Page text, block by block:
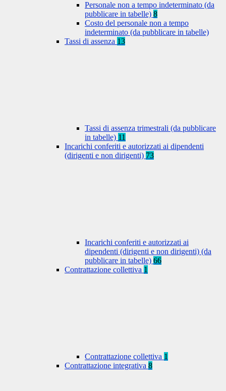
Personale non a tempo indeterminato (da
pubblicare in tabelle) 8
Costo del personale non a tempo
indeterminato (da pubblicare in tabelle)
Tassi di assenza 13
Tassi di assenza trimestrali (da pubblicare
in tabelle) 11
Incarichi conferiti e autorizzati ai dipendenti
(dirigenti e non dirigenti) 73
Incarichi conferiti e autorizzati ai
dipendenti (dirigenti e non dirigenti) (da
pubblicare in tabelle) 66
Contrattazione collettiva 1
Contrattazione collettiva 1
Contrattazione integrativa 8